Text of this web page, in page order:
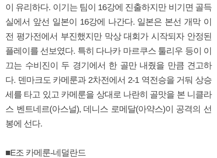
이 유리하다. 이기는 팀이 16강에 진출하지만 비기면 골득
실에서 앞선 일본이 16강에 나간다. 일본은 본선 개막 이
전 평가전에서 부진했지만 막상 대회가 시작되자 안정된
플레이를 선보였다. 특히 다나카 마르쿠스 툴리우 등이 이
끄는 수비진이 두 경기에서 한 골만 내줬을 만큼 견고하
다. 덴마크도 카메룬과 2차전에서 2-1 역전승을 거둬 상승
세를 타고 있고 카메룬을 상대로 나란히 골맛을 본 니클라
스 벤트네르(아스널), 데니스 로메달(아약스)이 공격의 선
봉에 선다.
■E조 카메룬-네덜란드